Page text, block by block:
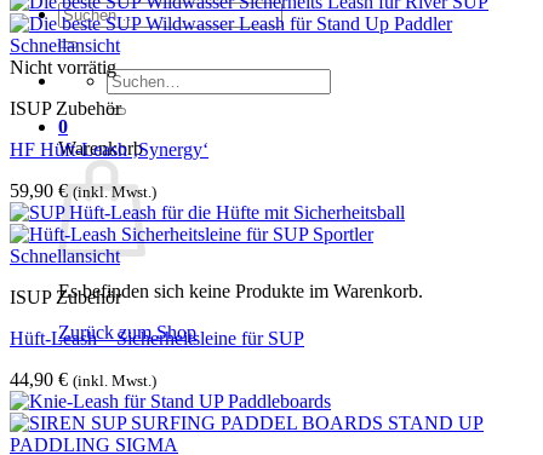
Suchen
nach:
Suchen
nach:
0
Warenkorb
Es befinden sich keine Produkte im Warenkorb.
Zurück zum Shop
Schnellansicht
Nicht vorrätig
ISUP Zubehör
HF Hüft-Leash ‚Synergy‘
59,90 € (inkl. Mwst.)
Schnellansicht
ISUP Zubehör
Hüft-Leash – Sicherheitsleine für SUP
44,90 € (inkl. Mwst.)